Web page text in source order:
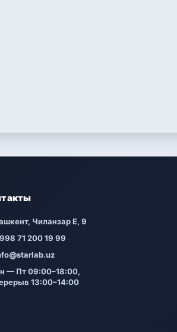
Чиланзар Е, 9
71 200 19 99
— Пт 09:00–18:00,
13:00–14:00